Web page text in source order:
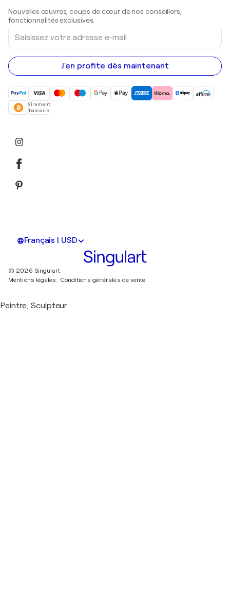
Peintures acryliques
Nouvelles œuvres, coups de cœur de nos conseillers,
fonctionnalités exclusives.
Saisissez
votre
adresse
e-
mail
J'en profite dès maintenant
Virement
bancaire
Français | USD
© 2026 Singulart
Mentions légales. Conditions générales de vente
Peintre, Sculpteur